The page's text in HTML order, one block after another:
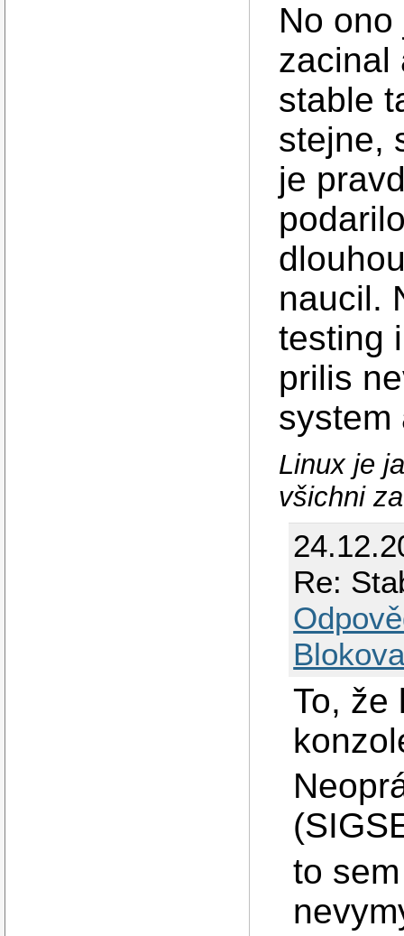
No
zacinal
stable
stejne,
je
naucil.
testing
prilis
Linux je
všichni
Re:
To, že
to